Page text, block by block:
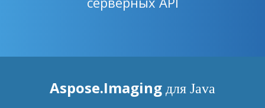
Aspose.Imaging для Java